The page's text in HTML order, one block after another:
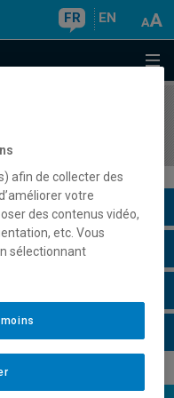
FR EN
afin de collecter des
votre
des contenus vidéo,
etc. Vous
sélectionnant